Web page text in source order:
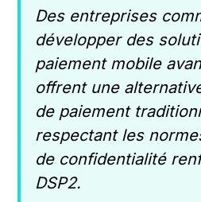
Des entreprises
développer des
paiement mobile
offrent une
de paiement
respectant les
de confidentialité
DSP2.